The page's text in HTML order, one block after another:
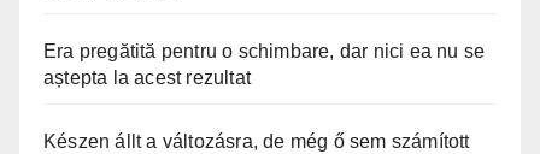
Era pregătită pentru o schimbare, dar nici ea nu se
aștepta la acest rezultat
Készen állt a változásra, de még ő sem számított